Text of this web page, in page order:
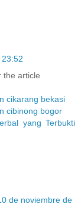
the article
cikarang bekasi
cibinong bogor
yang Terbukti
de noviembre de